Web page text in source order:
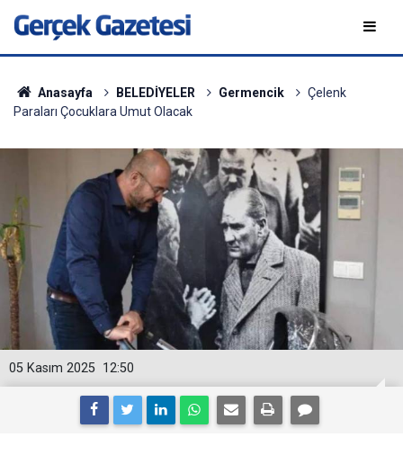
Anasayfa BELEDİYELER Germencik
Çelenk
Paraları Çocuklara Umut Olacak
12:50
05 Kasım 2025